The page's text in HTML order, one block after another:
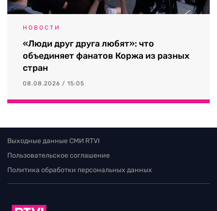
НОВОСТИ
«Люди друг друга любят»: что
объединяет фанатов Коржа из разных
стран
08.08.2026 / 15:05
Выходные данные СМИ RTVI
Пользовательское соглашение
Политика обработки персональных данных